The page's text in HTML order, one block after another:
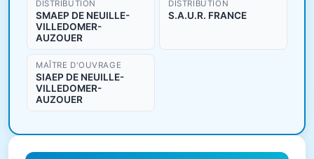
DISTRIBUTION
SMAEP DE NEUILLE-
VILLEDOMER-
AUZOUER
DISTRIBUTION
S.A.U.R. FRANCE
MAÎTRE D'OUVRAGE
SIAEP DE NEUILLE-
VILLEDOMER-
AUZOUER